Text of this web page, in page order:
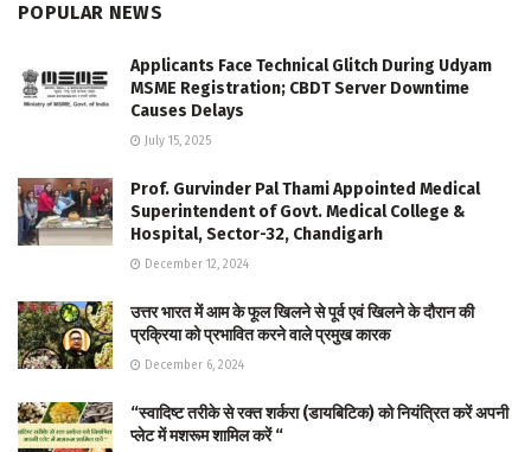
POPULAR NEWS
Applicants Face Technical Glitch During Udyam
MSME Registration; CBDT Server Downtime
Causes Delays
July 15, 2025
Prof. Gurvinder Pal Thami Appointed Medical
Superintendent of Govt. Medical College &
Hospital, Sector-32, Chandigarh
December 12, 2024
उत्तर भारत में आम के फूल खिलने से पूर्व एवं खिलने के दौरान की
प्रक्रिया को प्रभावित करने वाले प्रमुख कारक
December 6, 2024
“स्वादिष्ट तरीके से रक्त शर्करा (डायबिटिक) को नियंत्रित करें अपनी
प्लेट में मशरूम शामिल करें “